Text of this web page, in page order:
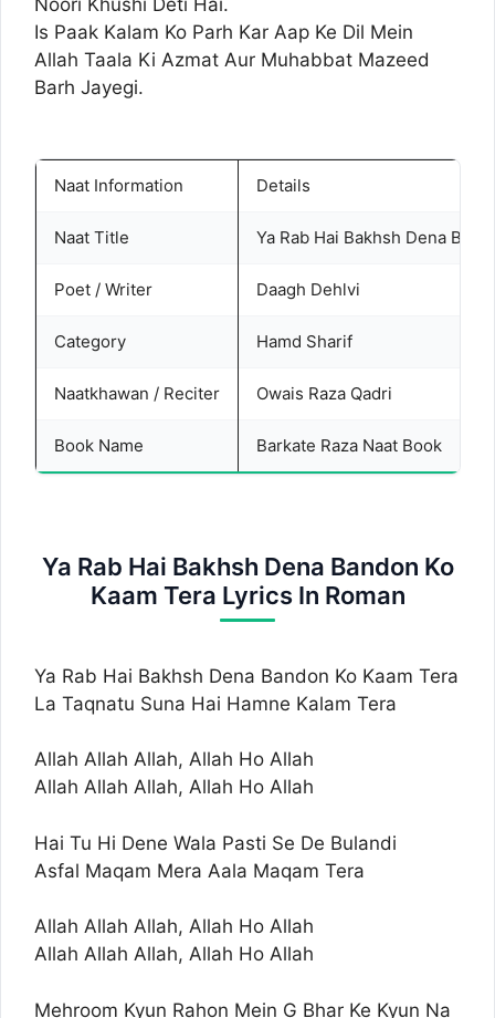
Noori Khushi Deti Hai.
Is Paak Kalam Ko Parh Kar Aap Ke Dil Mein
Allah Taala Ki Azmat Aur Muhabbat Mazeed
Barh Jayegi.
Naat Information Details
Naat Title Ya Rab Hai Bakhsh Dena
Poet / Writer Daagh Dehlvi
Category Hamd Sharif
Naatkhawan / Reciter Owais Raza Qadri
Book Name Barkate Raza Naat Book
Ya Rab Hai Bakhsh Dena Bandon Ko
Kaam Tera Lyrics In Roman
Ya Rab Hai Bakhsh Dena Bandon Ko Kaam Tera
La Taqnatu Suna Hai Hamne Kalam Tera
Allah Allah Allah, Allah Ho Allah
Allah Allah Allah, Allah Ho Allah
Hai Tu Hi Dene Wala Pasti Se De Bulandi
Asfal Maqam Mera Aala Maqam Tera
Allah Allah Allah, Allah Ho Allah
Allah Allah Allah, Allah Ho Allah
Mehroom Kyun Rahon Mein G Bhar Ke Kyun Na